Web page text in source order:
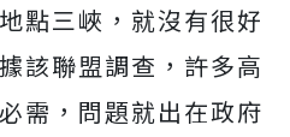
點三峽，就沒有很好
該聯盟調查，許多高
需，問題就出在政府